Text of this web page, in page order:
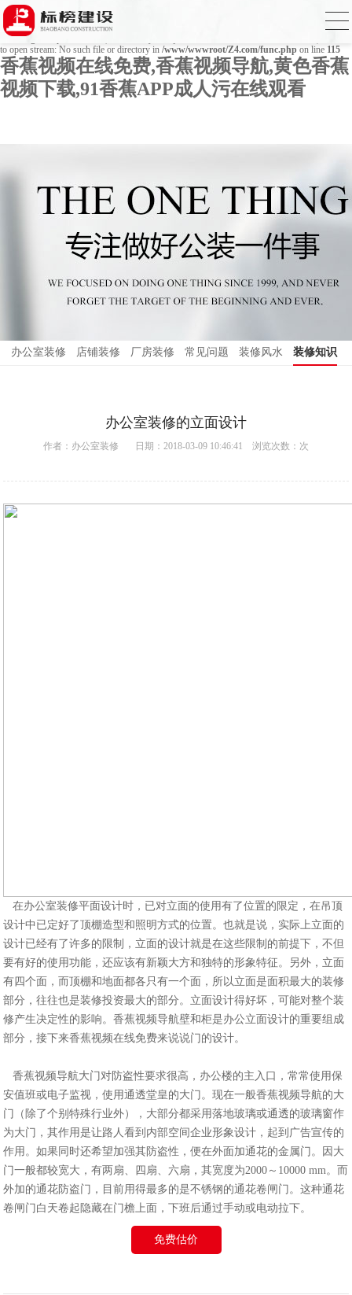
Warning : mkdir(): No space left on device in
Warning
to open stream: No such file or directory in /www/wwwroot/Z4.com/func.php on line 115
香蕉视频在线免费,香蕉视频导航,黄色香蕉
视频下载,91香蕉APP成人污在线观看
办公室装修 店铺装修 厂房装修 常见问题 装修风水 装修知识
办公室装修的立面设计
作者： 办公室装修 日期：2018-03-09 10:46:41 浏览次数： 次
在办公室装修平面设计时，已对立面的使用有了位置的限定，在吊顶
设计中已定好了顶棚造型和照明方式的位置。也就是说，实际上立面的
设计已经有了许多的限制，立面的设计就是在这些限制的前提下，不但
要有好的使用功能，还应该有新颖大方和独特的形象特征。另外，立面
有四个面，而顶棚和地面都各只有一个面，所以立面是面积最大的装修
部分，往往也是装修投资最大的部分。立面设计得好坏，可能对整个装
修产生决定性的影响。香蕉视频导航壁和柜是办公立面设计的重要组成
部分，接下来香蕉视频在线免费来说说门的设计。
香蕉视频导航大门对防盗性要求很高，办公楼的主入口，常常使用保
安值班或电子监视，使用通透堂皇的大门。现在一般香蕉视频导航的大
门（除了个别特殊行业外），大部分都采用落地玻璃或通透的玻璃窗作
为大门，其作用是让路人看到内部空间企业形象设计，起到广告宣传的
作用。如果同时还希望加强其防盗性，便在外面加通花的金属门。因大
门一般都较宽大，有两扇、四扇、六扇，其宽度为2000～10000 mm。而
外加的通花防盗门，目前用得最多的是不锈钢的通花卷闸门。这种通花
卷闸门白天卷起隐藏在门檐上面，下班后通过手动或电动拉下。
免费估价